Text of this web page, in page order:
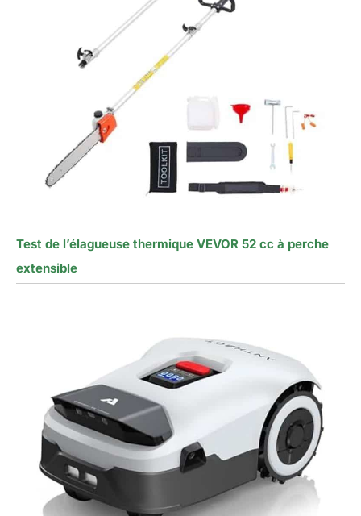
Test de l’élagueuse thermique VEVOR 52 cc à perche
extensible